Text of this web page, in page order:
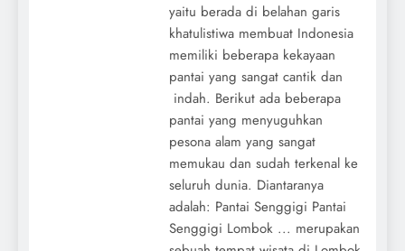
yaitu berada di belahan garis
khatulistiwa membuat Indonesia
memiliki beberapa kekayaan
pantai yang sangat cantik dan
indah. Berikut ada beberapa
pantai yang menyuguhkan
pesona alam yang sangat
memukau dan sudah terkenal ke
seluruh dunia. Diantaranya
adalah: Pantai Senggigi Pantai
Senggigi Lombok ... merupakan